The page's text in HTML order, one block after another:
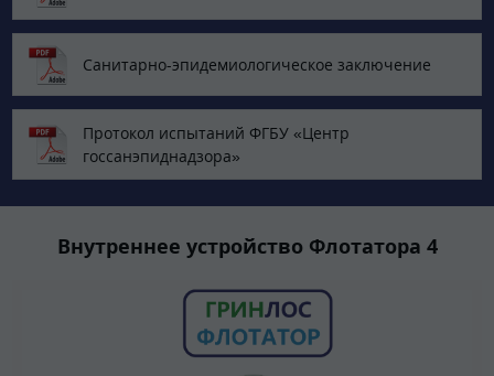
Санитарно-эпидемиологическое заключение
Протокол испытаний ФГБУ «Центр
госсанэпиднадзора»
Внутреннее устройство Флотатора 4